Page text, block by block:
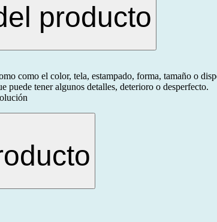
producto
como el color, tela, estampado, forma, tamaño o
puede tener algunos detalles, deterioro o desperfecto.